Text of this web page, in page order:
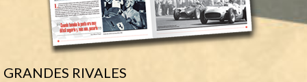
GRANDES RIVALES